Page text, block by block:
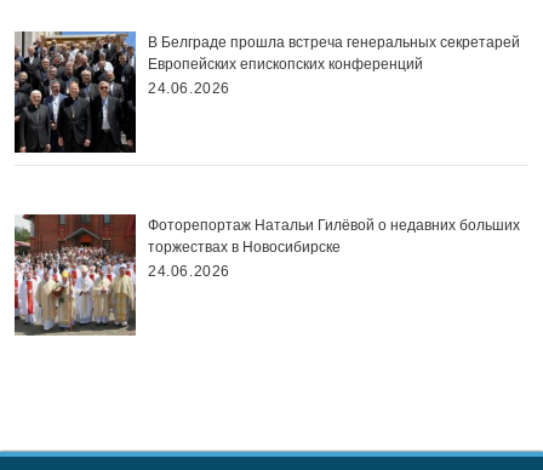
В Белграде прошла встреча генеральных секретарей
Европейских епископских конференций
24.06.2026
Фоторепортаж Натальи Гилёвой о недавних больших
торжествах в Новосибирске
24.06.2026